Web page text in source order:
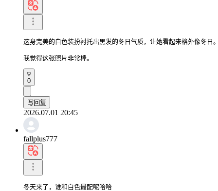
这身完美的白色装扮衬托出黑发的冬日气质，让她看起来格外像冬日
我觉得这张照片非常棒。
0
写回复
2026.07.01 20:45
fallplus777
冬天来了，谁和白色最配呢哈哈